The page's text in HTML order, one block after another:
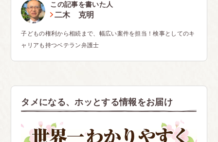
この記事を書いた人
二木 克明
子どもの権利から相続まで、幅広い案件を担当！検事としてのキ
ャリアも持つベテラン弁護士
タメになる、ホッとする情報をお届け